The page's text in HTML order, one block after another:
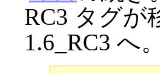
RC3 タグ
1.6_RC3 へ。